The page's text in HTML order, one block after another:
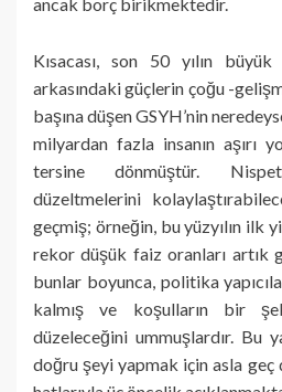
Kısacası, son 50 yılın
arkasındaki güçlerin çoğu -
başına düşen GSYH’nin
milyardan fazla insanın aşırı
tersine dönmüştür.
düzeltmelerini
geçmiş; örneğin, bu yüzyılın ilk
rekor düşük faiz oranları artık
bunlar boyunca, politika
kalmış ve koşulların bir
düzeleceğini ummuşlardır. Bu
doğru şeyi yapmak için asla geç